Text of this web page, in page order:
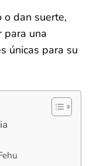
o dan suerte,
para una
únicas para su